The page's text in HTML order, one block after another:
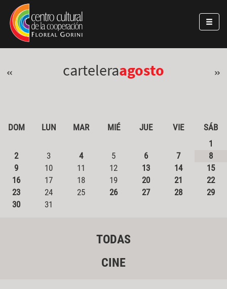
Pasar al contenido principal
Jump to main content
« carteleraagosto »
DOM LUN MAR MIÉ JUE VIE
SÁB
1
2
3 4 5 6 7
8
9
10 11 12 13 14
15
16
17 18 19 20 21
22
23
24 25 26 27 28
29
30
31
TODAS
CINE